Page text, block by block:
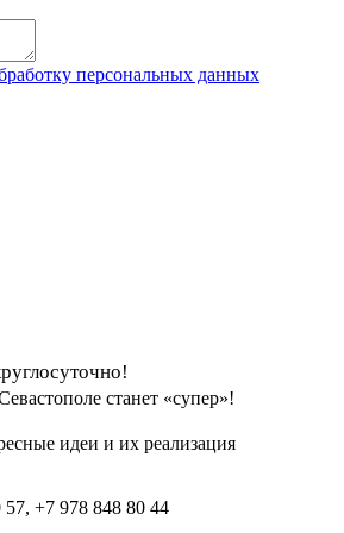
персональных данных
станет «супер»!
идеи и их реализация
57, +7 978 848 80 44